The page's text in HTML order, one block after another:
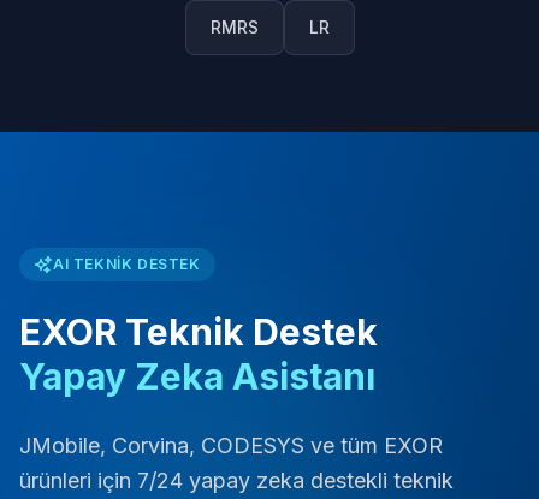
RMRS LR
AI TEKNIK DESTEK
EXOR Teknik Destek
Yapay Zeka Asistanı
JMobile, Corvina, CODESYS ve tüm EXOR
ürünleri için 7/24 yapay zeka destekli teknik